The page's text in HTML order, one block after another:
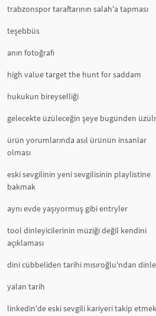
trabzonspor taraftarının salah'a tapması
teşebbüs
anın fotoğrafı
high value target the hunt for saddam
hukukun bireyselliği
gelecekte üzüleceğin şeye bugünden
ürün yorumlarında asıl ürünün insanlar
olması
eski sevgilinin yeni sevgilisinin playlistine
bakmak
aynı evde yaşıyormuş gibi entryler
tool dinleyicilerinin müziği değil kendini
açıklaması
dini cübbeliden tarihi mısıroğlu'ndan
yalan tarih
linkedin'de eski sevgili kariyeri takip etmek